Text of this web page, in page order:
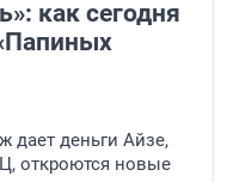
как сегодня
дает деньги Айзе,
откроются новые